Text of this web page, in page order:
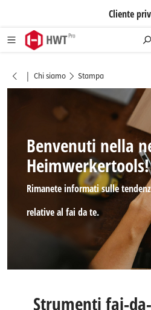
Cliente
| Chi siamo Stampa
Benvenuti nella
Heimwerkertools!
Rimanete informati sulle
relative al fai da te.
Strumenti fai-